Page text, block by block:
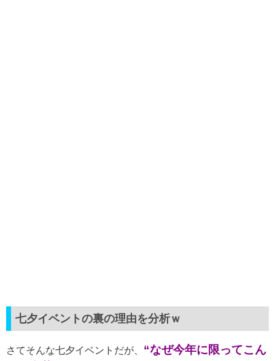
七夕イベントの裏の理由を分析ｗ
さてそんな七夕イベントだが、 “なぜ今年に限ってこん